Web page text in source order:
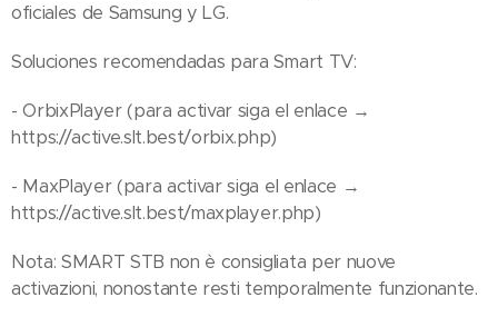
oficiales de Samsung y LG.
Soluciones recomendadas para Smart TV:
- OrbixPlayer (para activar siga el enlace →
https://active.slt.best/orbix.php)
- MaxPlayer (para activar siga el enlace →
https://active.slt.best/maxplayer.php)
Nota: SMART STB non è consigliata per nuove
activazioni, nonostante resti temporalmente funzionante.